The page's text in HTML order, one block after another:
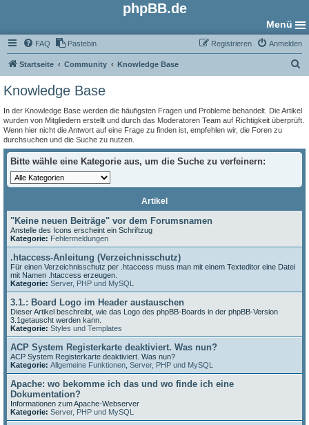
phpBB.de
Menü
FAQ Pastebin Anmelden
Registrieren
Startseite Community Knowledge Base
h
Knowledge Base
In der Knowledge Base werden die häufigsten Fragen und Probleme behandelt. Die Artikel
wurden von Mitgliedern erstellt und durch das Moderatoren Team auf Richtigkeit überprüft.
Wenn hier nicht die Antwort auf eine Frage zu finden ist, empfehlen wir, die Foren zu
durchsuchen und die Suche zu nutzen.
Bitte wähle eine Kategorie aus, um die Suche zu verfeinern:
Artikel
"Keine neuen Beiträge" vor dem Forumsnamen
Anstelle des Icons erscheint ein Schriftzug
Kategorie: Fehlermeldungen
.htaccess-Anleitung (Verzeichnisschutz)
Für einen Verzeichnisschutz per .htaccess muss man mit einem Texteditor eine Datei
mit Namen .htaccess erzeugen.
Kategorie: Server, PHP und MySQL
3.1.: Board Logo im Header austauschen
Dieser Artikel beschreibt, wie das Logo des phpBB-Boards in der phpBB-Version
3.1getauscht werden kann.
Kategorie: Styles und Templates
ACP System Registerkarte deaktiviert. Was nun?
ACP System Registerkarte deaktiviert. Was nun?
Kategorie: Allgemeine Funktionen Server, PHP und MySQL
Apache: wo bekomme ich das und wo finde ich eine
Dokumentation?
Informationen zum Apache-Webserver
Kategorie: Server, PHP und MySQL